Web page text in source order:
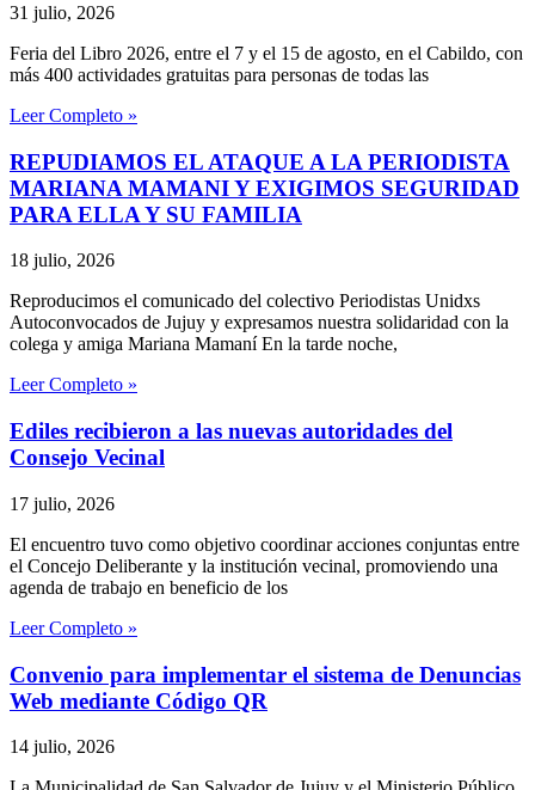
31 julio, 2026
Feria del Libro 2026, entre el 7 y el 15 de agosto, en el Cabildo, con
más 400 actividades gratuitas para personas de todas las
Leer Completo »
REPUDIAMOS EL ATAQUE A LA PERIODISTA
MARIANA MAMANI Y EXIGIMOS SEGURIDAD
PARA ELLA Y SU FAMILIA
18 julio, 2026
Reproducimos el comunicado del colectivo Periodistas Unidxs
Autoconvocados de Jujuy y expresamos nuestra solidaridad con la
colega y amiga Mariana Mamaní En la tarde noche,
Leer Completo »
Ediles recibieron a las nuevas autoridades del
Consejo Vecinal
17 julio, 2026
El encuentro tuvo como objetivo coordinar acciones conjuntas entre
el Concejo Deliberante y la institución vecinal, promoviendo una
agenda de trabajo en beneficio de los
Leer Completo »
Convenio para implementar el sistema de Denuncias
Web mediante Código QR
14 julio, 2026